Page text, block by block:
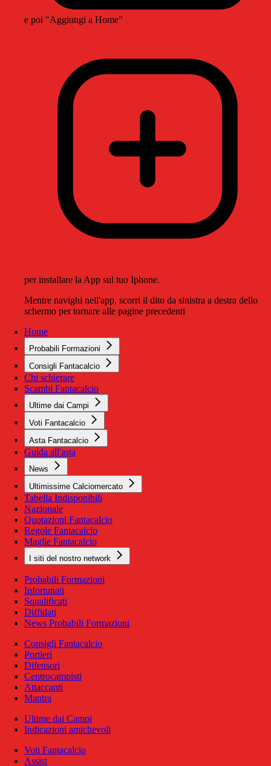
e poi "Aggiungi a Home"
per installare la App sul tuo Iphone.
Mentre navighi nell'app, scorri il dito da sinistra a destra dello
schermo per tornare alle pagine precedenti
Home
Probabili Formazioni
Consigli Fantacalcio
Chi schierare
Scambi Fantacalcio
Ultime dai Campi
Voti Fantacalcio
Asta Fantacalcio
Guida all'asta
News
Ultimissime Calciomercato
Tabella Indisponibili
Nazionale
Quotazioni Fantacalcio
Regole Fantacalcio
Maglie Fantacalcio
I siti del nostro network
Probabili Formazioni
Infortunati
Squalificati
Diffidati
News Probabili Formazioni
Consigli Fantacalcio
Portieri
Difensori
Centrocampisti
Attaccanti
Mantra
Ultime dai Campi
Indicazioni amichevoli
Voti Fantacalcio
Assist